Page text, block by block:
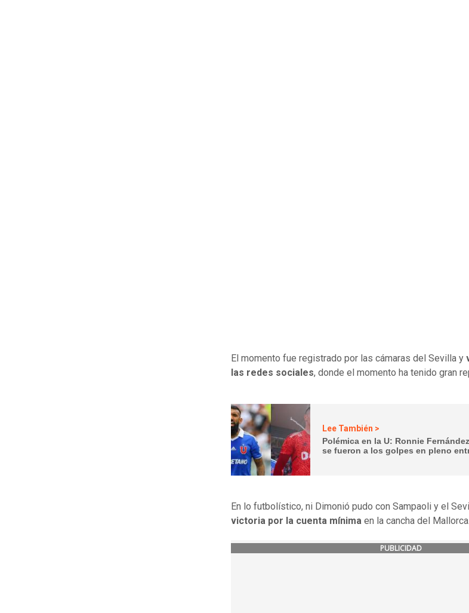
El momento fue registrado por las cámaras del Sevilla y
las redes sociales, donde el momento ha tenido gran
Lee También >
Polémica en la U: Ronnie
se fueron a los golpes en pleno
En lo futbolístico, ni Dimonió pudo con Sampaoli y el
victoria por la cuenta mínima en la cancha del Mallorca.
PUBLICIDAD